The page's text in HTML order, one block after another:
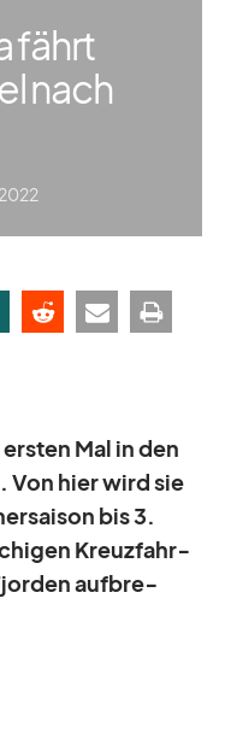
fährt
nach
Mal in den
Von hier wird sie
bis 3.
Kreuz­fahr­
auf­bre­